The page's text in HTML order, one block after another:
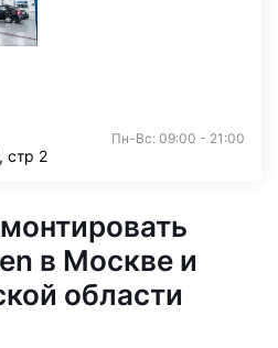
Пн-Вс: 09:00 - 21:00
стр 2
в Москве и
области